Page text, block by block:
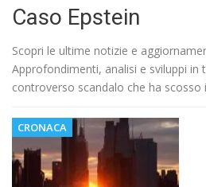
Caso Epstein
Scopri le ultime notizie e
Approfondimenti, analisi e sviluppi in
controverso scandalo che ha
CRONACA